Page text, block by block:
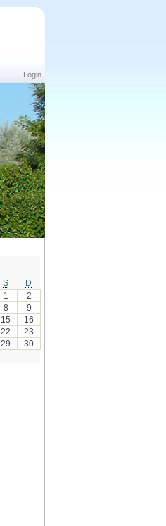
Login
S
D
1
2
8
9
15
16
22
23
29
30